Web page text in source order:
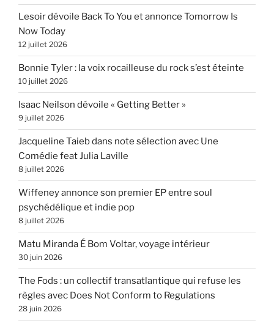
Lesoir dévoile Back To You et annonce Tomorrow Is
Now Today
12 juillet 2026
Bonnie Tyler : la voix rocailleuse du rock s’est éteinte
10 juillet 2026
Isaac Neilson dévoile « Getting Better »
9 juillet 2026
Jacqueline Taieb dans note sélection avec Une
Comédie feat Julia Laville
8 juillet 2026
Wiffeney annonce son premier EP entre soul
psychédélique et indie pop
8 juillet 2026
Matu Miranda É Bom Voltar, voyage intérieur
30 juin 2026
The Fods : un collectif transatlantique qui refuse les
règles avec Does Not Conform to Regulations
28 juin 2026